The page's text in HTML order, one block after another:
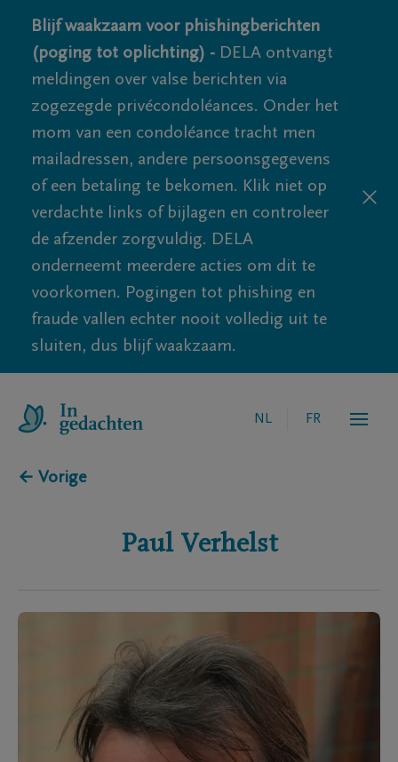
Blijf waakzaam voor phishingberichten
(poging tot oplichting) - DELA ontvangt
meldingen over valse berichten via
zogezegde privécondoléances. Onder het
mom van een condoléance tracht men
mailadressen, andere persoonsgegevens
of een betaling te bekomen. Klik niet op
verdachte links of bijlagen en controleer
de afzender zorgvuldig. DELA
onderneemt meerdere acties om dit te
voorkomen. Pogingen tot phishing en
fraude vallen echter nooit volledig uit te
sluiten, dus blijf waakzaam.
NL FR
← Vorige
Paul Verhelst